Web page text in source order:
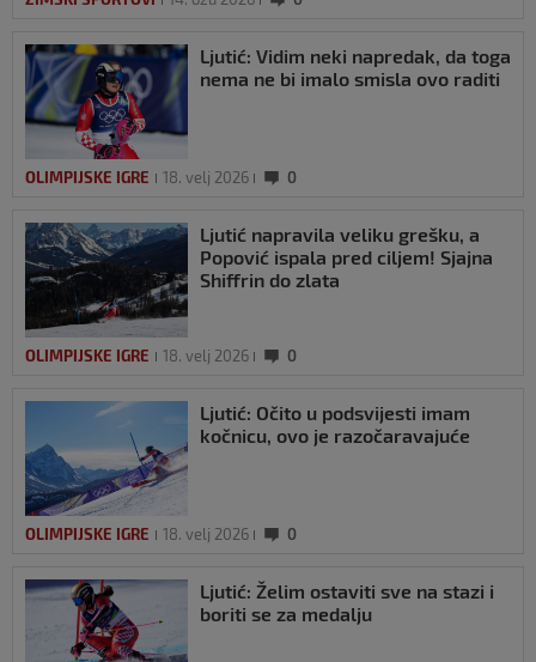
Ljutić: Vidim neki napredak, da toga
nema ne bi imalo smisla ovo raditi
OLIMPIJSKE IGRE 18. velj 2026 0
Ljutić napravila veliku grešku, a
Popović ispala pred ciljem! Sjajna
Shiffrin do zlata
OLIMPIJSKE IGRE 18. velj 2026 0
Ljutić: Očito u podsvijesti imam
kočnicu, ovo je razočaravajuće
OLIMPIJSKE IGRE 18. velj 2026 0
Ljutić: Želim ostaviti sve na stazi i
boriti se za medalju